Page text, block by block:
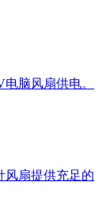
脑风扇供电。
风扇提供充足的